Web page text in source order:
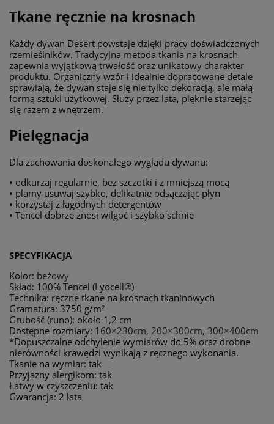
Tkane ręcznie na krosnach
Każdy dywan Desert powstaje dzięki pracy doświadczonych
rzemieślników. Tradycyjna metoda tkania na krosnach
zapewnia wyjątkową trwałość oraz unikatowy charakter
produktu. Organiczny wzór i idealnie dopracowane detale
sprawiają, że dywan staje się nie tylko dekoracją, ale małą
formą sztuki użytkowej. Służy przez lata, pięknie starzejąc
się razem z wnętrzem.
Pielęgnacja
Dla zachowania doskonałego wyglądu dywanu:
• odkurzaj regularnie, bez szczotki i z mniejszą mocą
• plamy usuwaj szybko, delikatnie odsączając płyn
• korzystaj z łagodnych detergentów
• Tencel dobrze znosi wilgoć i szybko schnie
SPECYFIKACJA
Kolor: beżowy
Skład: 100% Tencel (Lyocell®)
Technika: ręczne tkane na krosnach tkaninowych
Gramatura: 3750 g/m²
Grubość (runo): około 1,2 cm
Dostępne rozmiary: 160×230cm, 200×300cm, 300×400cm
*Dopuszczalne odchylenie wymiarów do 5% oraz drobne
nierówności krawędzi wynikają z ręcznego wykonania.
Tkanie na wymiar: tak
Przyjazny alergikom: tak
Łatwy w czyszczeniu: tak
Gwarancja: 2 lata